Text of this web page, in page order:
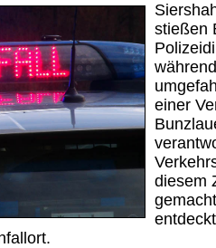
stießen
einer
diesem